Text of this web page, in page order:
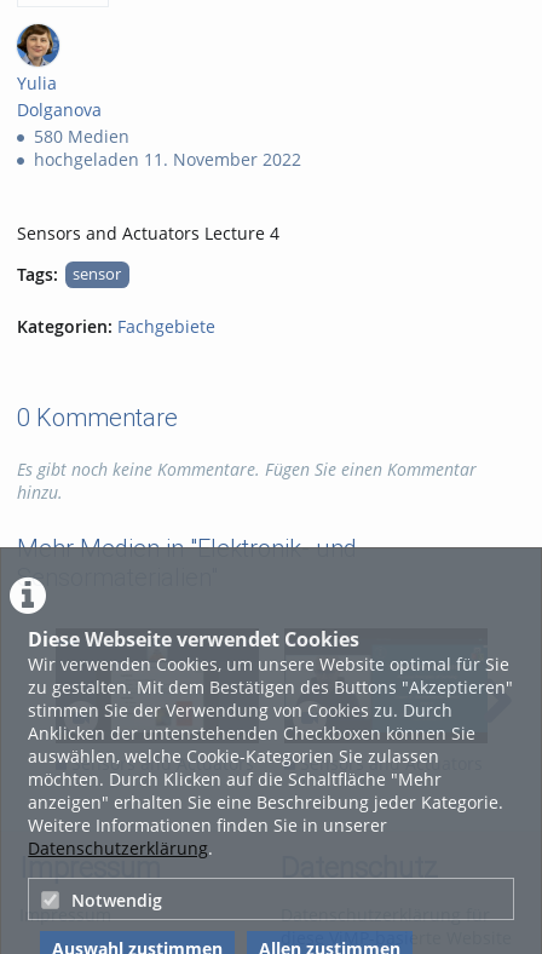
Diese Webseite verwendet Cookies
Wir verwenden Cookies, um unsere Website optimal für Sie
zu gestalten. Mit dem Bestätigen des Buttons "Akzeptieren"
stimmen Sie der Verwendung von Cookies zu. Durch
Anklicken der untenstehenden Checkboxen können Sie
auswählen, welche Cookie-Kategorien Sie zulassen
möchten. Durch Klicken auf die Schaltfläche "Mehr
anzeigen" erhalten Sie eine Beschreibung jeder Kategorie.
Weitere Informationen finden Sie in unserer
Datenschutzerklärung.
Notwendig
Auswahl zustimmen Allen zustimmen
Yulia
Dolganova
580 Medien
hochgeladen 11. November 2022
Sensors and Actuators Lecture 4
Tags:
sensor
Kategorien: Fachgebiete
0 Kommentare
Es gibt noch keine Kommentare. Fügen Sie einen Kommentar
hinzu.
Mehr Medien in "Elektronik- und
Sensormaterialien"
Sensors and Actuators
Lecture 9
Sensors and Actuators
Lecture 8
Impressum
Impressum
Datenschutzerklärung für
diese ViMP-basierte Website